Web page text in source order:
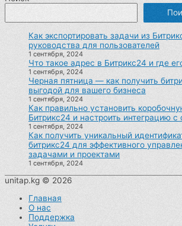
Как экспортировать задачи из
руководства для пользователей
1 сентября, 2024
Что такое адрес в Битрикс24 и где
1 сентября, 2024
Черная пятница — как получить
выгодой для вашего бизнеса
1 сентября, 2024
Как правильно установить
Битрикс24 и настроить интеграцию с
1 сентября, 2024
Как получить уникальный
битрикс24 для эффективного
задачами и проектами
1 сентября, 2024
unitap.kg © 2026
Главная
О нас
Поддержка